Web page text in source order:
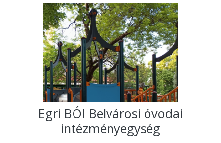
Egri BÓI Belvárosi óvodai
intézményegység